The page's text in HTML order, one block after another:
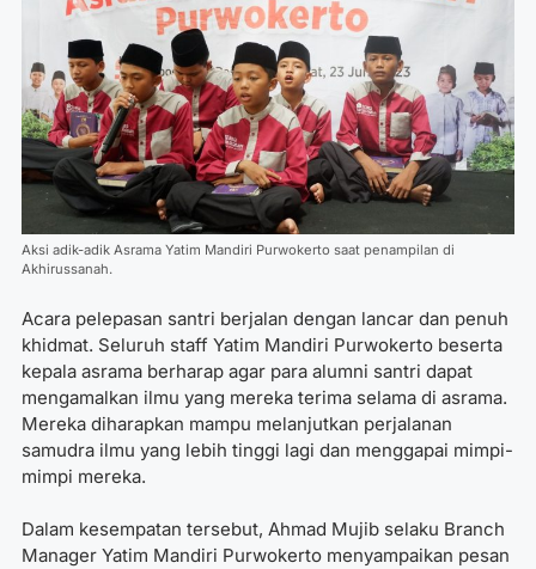
Aksi adik-adik Asrama Yatim Mandiri Purwokerto saat penampilan di
Akhirussanah.
Acara pelepasan santri berjalan dengan lancar dan penuh
khidmat. Seluruh staff Yatim Mandiri Purwokerto beserta
kepala asrama berharap agar para alumni santri dapat
mengamalkan ilmu yang mereka terima selama di asrama.
Mereka diharapkan mampu melanjutkan perjalanan
samudra ilmu yang lebih tinggi lagi dan menggapai mimpi-
mimpi mereka.
Dalam kesempatan tersebut, Ahmad Mujib selaku Branch
Manager Yatim Mandiri Purwokerto menyampaikan pesan